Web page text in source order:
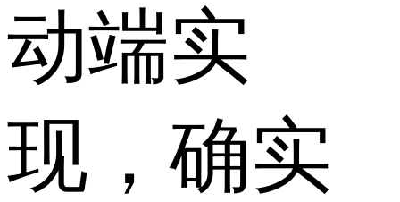
动端实
现，确实